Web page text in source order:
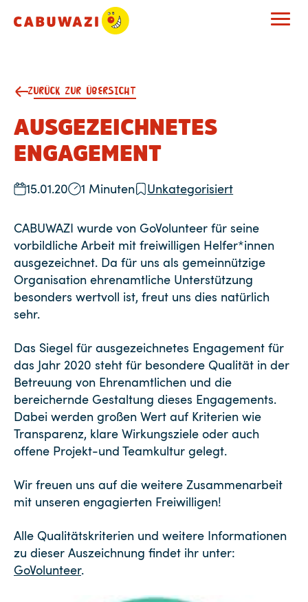
ZURÜCK ZUR ÜBERSICHT
AUSGEZEICHNETES
ENGAGEMENT
15.01.20 1 Minuten Unkategorisiert
CABUWAZI wurde von GoVolunteer für seine
vorbildliche Arbeit mit freiwilligen Helfer*innen
ausgezeichnet. Da für uns als gemeinnützige
Organisation ehrenamtliche Unterstützung
besonders wertvoll ist, freut uns dies natürlich
sehr.
Das Siegel für ausgezeichnetes Engagement für
das Jahr 2020 steht für besondere Qualität in der
Betreuung von Ehrenamtlichen und die
bereichernde Gestaltung dieses Engagements.
Dabei werden großen Wert auf Kriterien wie
Transparenz, klare Wirkungsziele oder auch
offene Projekt-und Teamkultur gelegt.
Wir freuen uns auf die weitere Zusammenarbeit
mit unseren engagierten Freiwilligen!
Alle Qualitätskriterien und weitere Informationen
zu dieser Auszeichnung findet ihr unter:
GoVolunteer.